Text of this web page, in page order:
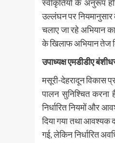
स्वीकृतियों के अनुरूप
उल्लंघन पर नियमानुसार
चलाए जा रहे अभियान का
के खिलाफ अभियान तेज
उपाध्यक्ष एमडीडीए
मसूरी-देहरादून विकास
पालन सुनिश्चित करना
निर्धारित नियमों और
दिया गया तथा आवश्यक
गई, लेकिन निर्धारित